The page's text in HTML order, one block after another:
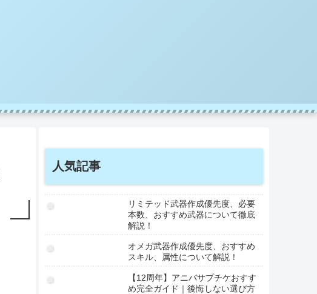
人気記事
リミテッド武器作成優先度、必要
本数、おすすめ武器について徹底
解説！
オメガ武器作成優先度、おすすめ
スキル、属性について解説！
【12周年】アニバサプチケおすす
め完全ガイド｜後悔しない選び方